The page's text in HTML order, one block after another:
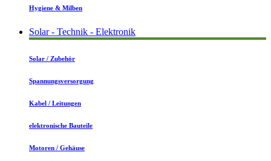
Hygiene & Milben
Solar - Technik - Elektronik
Solar / Zubehör
Spannungsversorgung
Kabel / Leitungen
elektronische Bauteile
Motoren / Gehäuse